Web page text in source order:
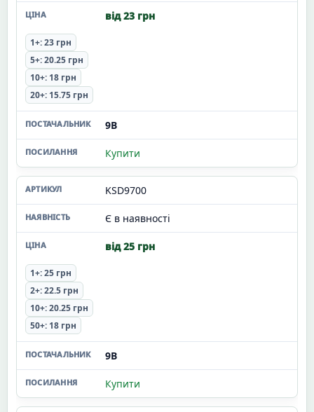
від 23 грн
1+: 23 грн
5+: 20.25 грн
10+: 18 грн
20+: 15.75 грн
9В
Купити
KSD9700
Є в наявності
від 25 грн
1+: 25 грн
2+: 22.5 грн
10+: 20.25 грн
50+: 18 грн
9В
Купити